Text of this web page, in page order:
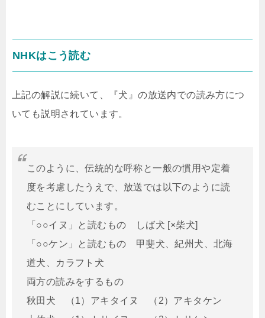
NHKはこう読む
上記の解説に続いて、『犬』の放送内での読み方につ
いても説明されています。
このように、伝統的な呼称と一般の慣用や定着
度を考慮したうえで、放送では以下のように読
むことにしています。
「○○イヌ」と読むもの しば犬 [×柴犬]
「○○ケン」と読むもの 甲斐犬、紀州犬、北海
道犬、カラフト犬
両方の読みをするもの
秋田犬 （1）アキタイヌ （2）アキタケン